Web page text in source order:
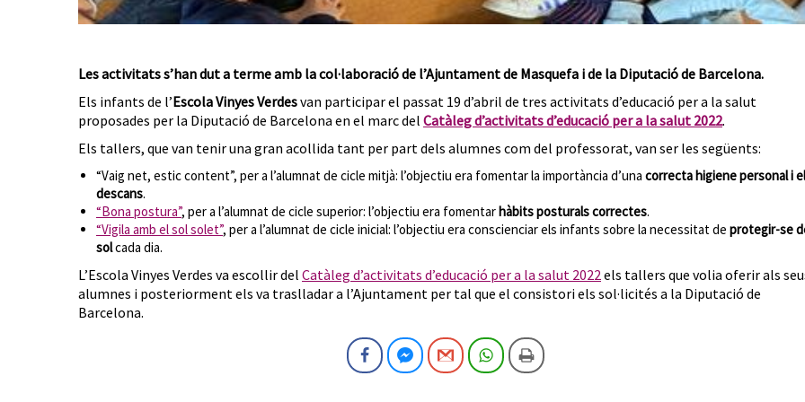
Les activitats s’han dut a terme amb la col·laboració de l’Ajuntament de Masquefa i de la Diputació de Barcelona.
Els infants de l’Escola Vinyes Verdesvan participar el passat 19 d’abril de tres activitats d’educació per a la salut
proposades per la Diputació de Barcelona en el marc del Catàleg d’activitats d’educació per a la salut 2022.
Els tallers, que van tenir una gran acollida tant per part dels alumnes com del professorat, van ser les següents:
“Vaig net, estic content”, per a l’alumnat de cicle mitjà: l’objectiu era fomentar la importància d’una correcta higiene personal i el
descans.
“Bona postura”, per a l’alumnat de cicle superior: l’objectiu era fomentar hàbits posturals correctes.
“Vigila amb el sol solet”, per a l’alumnat de cicle inicial: l’objectiu era conscienciar els infants sobre la necessitat de protegir-se
solcada dia.
L’Escola Vinyes Verdes va escollir del Catàleg d’activitats d’educació per a la salut 2022els tallers que volia oferir als
alumnes i posteriorment els va traslladar a l’Ajuntament per tal que el consistori els sol·licités a la Diputació de
Barcelona.
FacebookFacebook Messenger
Gmail WhatsAppImprimeix